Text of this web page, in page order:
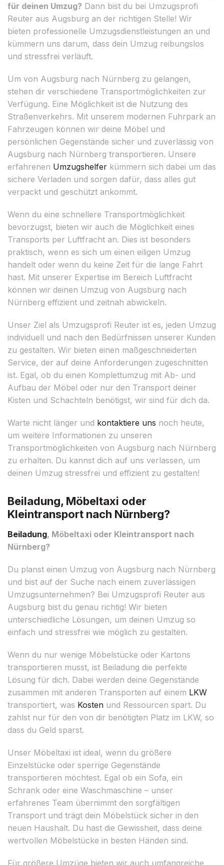
für deinen Umzug? Dann bist du bei Umzugsprofi
Reuter aus Augsburg an der richtigen Stelle! Wir
bieten professionelle Umzugsdienstleistungen an und
kümmern uns darum, dass dein Umzug reibungslos
und stressfrei verläuft.
Um von Augsburg nach Nürnberg zu gelangen,
stehen dir verschiedene Transportmöglichkeiten zur
Verfügung. Eine Möglichkeit ist die Nutzung des
Straßenverkehrs. Mit unserem modernen Fuhrpark an
Fahrzeugen können wir deine Möbel und
persönlichen Gegenstände sicher und zuverlässig von
Augsburg nach Nürnberg transportieren. Unsere
erfahrenen Umzugshelfer kümmern sich dabei um das
sichere Verladen und sorgen dafür, dass alles gut
verpackt und geschützt ankommt.
Wenn du eine schnellere Transportmöglichkeit
bevorzugst, bieten wir auch die Möglichkeit eines
Transports per Luftfracht an. Dies ist besonders
praktisch, wenn es sich um einen eiligen Umzug
handelt oder wenn du keine Zeit für die lange Fahrt
hast. Mit unserer Expertise im Bereich Luftfracht
können wir deinen Umzug von Augsburg nach
Nürnberg effizient und zeitnah abwickeln.
Unser Ziel als Umzugsprofi Reuter ist es, jeden Umzug
individuell und nach den Bedürfnissen unserer Kunden
zu gestalten. Wir bieten einen maßgeschneiderten
Service, der auf deine Anforderungen zugeschnitten
ist. Egal, ob du einen Komplettumzug mit Ab- und
Aufbau der Möbel oder nur den Transport deiner
Kisten und Schachteln benötigst, wir sind für dich da.
Warte nicht länger und kontaktiere uns noch heute,
um weitere Informationen zu unseren
Transportmöglichkeiten von Augsburg nach Nürnberg
zu erhalten. Du kannst dich auf uns verlassen, um
deinen Umzug stressfrei und effizient zu gestalten!
Beiladung, Möbeltaxi oder
Kleintransport nach Nürnberg?
Beiladung, Möbeltaxi oder Kleintransport nach
Nürnberg?
Du planst einen Umzug von Augsburg nach Nürnberg
und bist auf der Suche nach einem zuverlässigen
Umzugsunternehmen? Bei Umzugsprofi Reuter aus
Augsburg bist du genau richtig! Wir bieten
unterschiedliche Lösungen, um deinen Umzug so
einfach und stressfrei wie möglich zu gestalten.
Wenn du nur wenige Möbelstücke oder Kartons
transportieren musst, ist Beiladung die perfekte
Lösung für dich. Dabei werden deine Gegenstände
zusammen mit anderen Transporten auf einem LKW
transportiert, was Kosten und Ressourcen spart. Du
zahlst nur für den von dir benötigten Platz im LKW, so
dass du Geld sparst.
Unser Möbeltaxi ist ideal, wenn du größere
Einzelstücke oder sperrige Gegenstände
transportieren möchtest. Egal ob ein Sofa, ein
Schrank oder eine Waschmaschine – unser
erfahrenes Team übernimmt den sorgfältigen
Transport und trägt dein Möbelstück sicher in den
neuen Haushalt. Du hast die Gewissheit, dass deine
wertvollen Möbelstücke in besten Händen sind.
Für größere Umzüge bieten wir auch umfangreiche